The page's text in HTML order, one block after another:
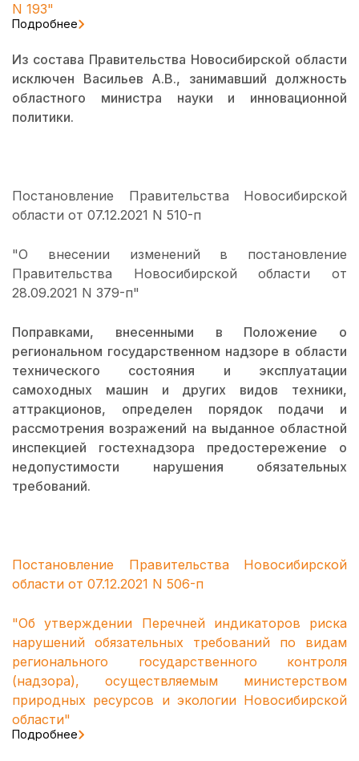
N 193"
Подробнее
Из состава Правительства Новосибирской области
исключен Васильев А.В., занимавший должность
областного министра науки и инновационной
политики.
Постановление Правительства Новосибирской
области от 07.12.2021 N 510-п
"О внесении изменений в постановление
Правительства Новосибирской области от
28.09.2021 N 379-п"
Поправками, внесенными в Положение о
региональном государственном надзоре в области
технического состояния и эксплуатации
самоходных машин и других видов техники,
аттракционов, определен порядок подачи и
рассмотрения возражений на выданное областной
инспекцией гостехнадзора предостережение о
недопустимости нарушения обязательных
требований.
Постановление Правительства Новосибирской
области от 07.12.2021 N 506-п
"Об утверждении Перечней индикаторов риска
нарушений обязательных требований по видам
регионального государственного контроля
(надзора), осуществляемым министерством
природных ресурсов и экологии Новосибирской
области"
Подробнее